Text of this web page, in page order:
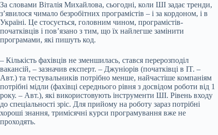
За словами Віталія Михайлова, сьогодні, коли ШІ задає тренди,
з’явилося чимало безробітних програмістів – і за кордоном, і в
Україні. Це стосується, головним чином, програмістів-
початківців і пов’язано з тим, що їх найлегше замінити
програмами, які пишуть код.
– Кількість фахівців не зменшилась, стався перерозподіл
вакансій, – зазначив експерт. – Джуніорів (початківці в IT. –
Авт.) та тестувальників потрібно менше, найчастіше компаніям
потрібні мідли (фахівці середнього рівня з досвідом роботи від 1
року. – Авт.), які використовують інструменти ШІ. Рівень входу
до спеціальності зріс. Для прийому на роботу зараз потрібні
хороші знання, тримісячні курси програмування вже не
проходять.